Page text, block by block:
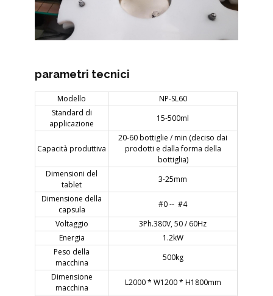
parametri tecnici
Modello
NP-SL60
Standard di
applicazione
15-500ml
Capacità produttiva
20-60 bottiglie / min (deciso dai
prodotti e dalla forma della
bottiglia)
Dimensioni del
tablet
3-25mm
Dimensione della
capsula
#0 -- #4
Voltaggio
3Ph.380V, 50 / 60Hz
Energia
1.2kW
Peso della
macchina
500kg
Dimensione
macchina
L2000 * W1200 * H1800mm